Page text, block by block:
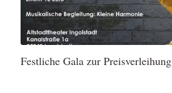
Festliche Gala zur Preisverleihung